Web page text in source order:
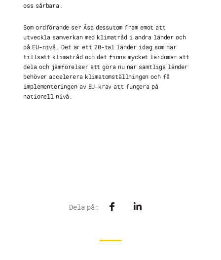
oss sårbara.
Som ordförande ser Åsa dessutom fram emot att
utveckla samverkan med klimatråd i andra länder och
på EU-nivå. Det är ett 20-tal länder idag som har
tillsatt klimatråd och det finns mycket lärdomar att
dela och jämförelser att göra nu när samtliga länder
behöver accelerera klimatomställningen och få
implementeringen av EU-krav att fungera på
nationell nivå.
Dela på: